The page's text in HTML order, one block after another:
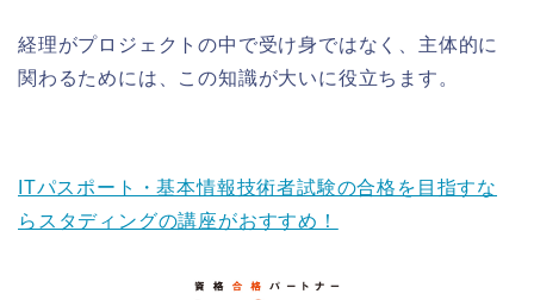
経理がプロジェクトの中で受け身ではなく、主体的に
関わるためには、この知識が大いに役立ちます。
ITパスポート・基本情報技術者試験の合格を目指すな
らスタディングの講座がおすすめ！